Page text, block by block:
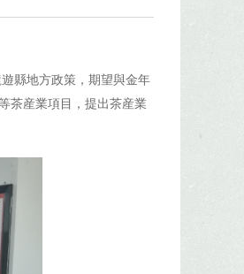
縣地方政策，期望與金年
茶産業項目，提出茶産業